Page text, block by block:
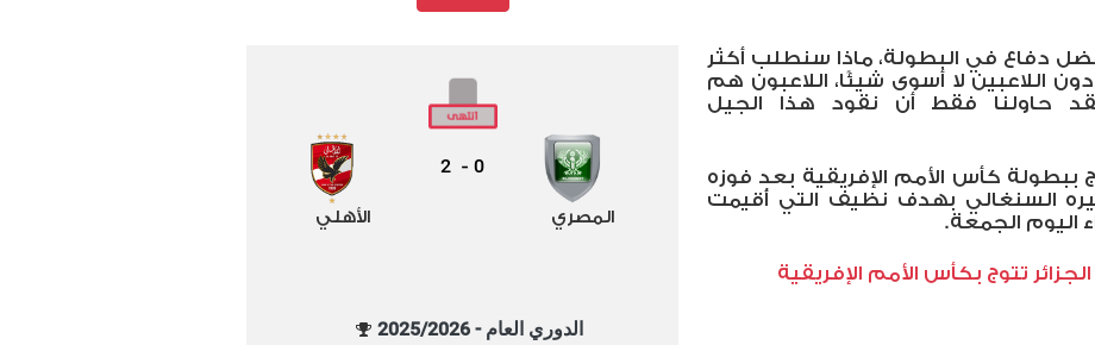
دفاع في البطولة، ماذا سنطلب أكثر
اللاعبين لا أسوى شيئًا، اللاعبون هم
حاولنا فقط أن نقود هذا الجيل
ببطولة كأس الأمم الإفريقية بعد فوزه
السنغالي بهدف نظيف التي أُقيمت
اليوم الجمعة.
تتوج بكأس الأمم الإفريقية
المصري
0
-
2
الأهلي
الدوري العام - 2025/2026